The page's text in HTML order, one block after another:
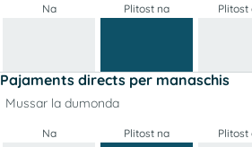
Na Plitost na Plitost
Pajaments directs per manaschis
Mussar la dumonda
Na Plitost na Plitost